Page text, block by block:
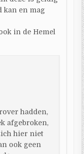
kan en mag
in de Hemel
hadden,
afgebroken,
hier niet
ook geen